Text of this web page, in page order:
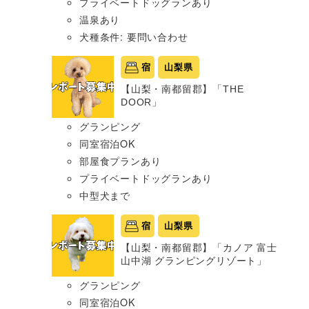
温泉あり
犬種条件: 要問い合わせ
宿 山梨県
【山梨・南都留郡】「THE
DOOR」
グランピング
同室宿泊OK
部屋食プランあり
プライベートドッグランあり
中型犬まで
宿 山梨県
【山梨・南都留郡】「カノア 富士
山中湖 グランピングリゾート」
グランピング
同室宿泊OK